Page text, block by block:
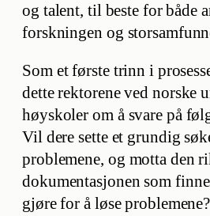
og talent, til beste for både
forskningen og
Som et første trinn i
dette rektorene ved norske
høyskoler om å svare på
Vil dere sette et grundig
problemene, og motta den
dokumentasjonen som
gjøre for å løse